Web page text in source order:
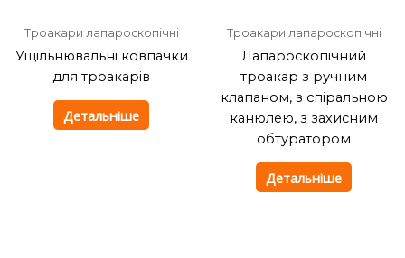
Троакари лапароскопічні
Ущільнювальні ковпачки
для троакарів
Детальніше
Троакари лапароскопічні
Лапароскопічний
троакар з ручним
клапаном, з спіральною
канюлею, з захисним
обтуратором
Детальніше